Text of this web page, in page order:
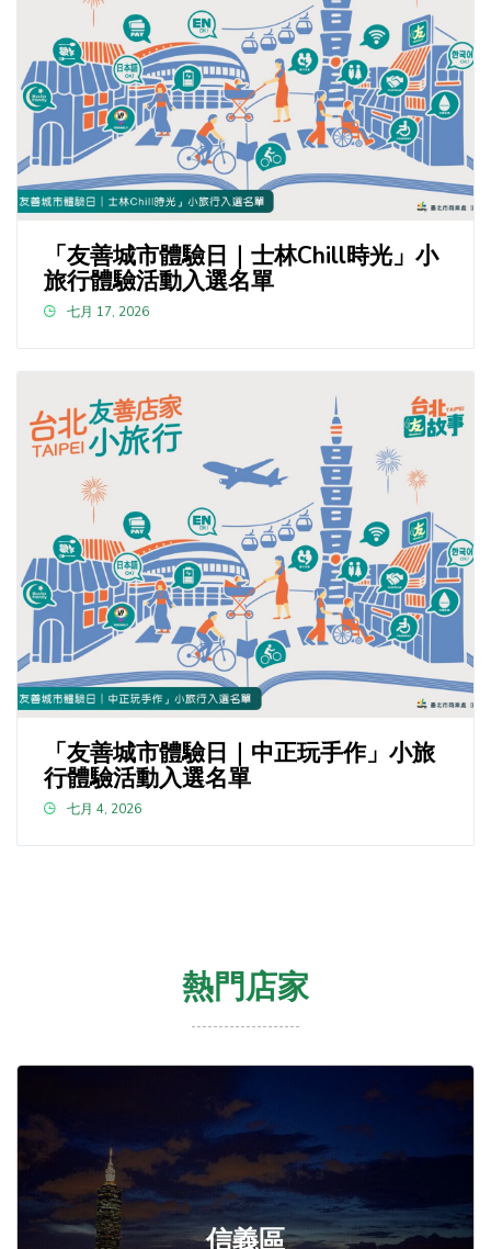
「友善城市體驗日｜士林Chill時光」小
旅行體驗活動入選名單
七月 17, 2026
「友善城市體驗日｜中正玩手作」小旅
行體驗活動入選名單
七月 4, 2026
熱門店家
信義區